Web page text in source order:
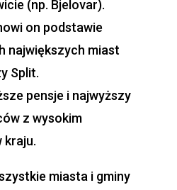
(np. Bjelovar).
on podstawie
największych miast
Split.
pensje i najwyższy
z wysokim
kraju.
miasta i gminy